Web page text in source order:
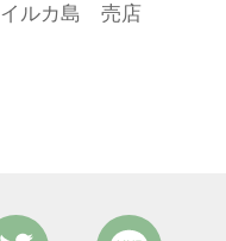
イルカ島 売店